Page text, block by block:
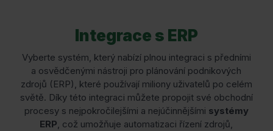
Integrace s ERP
Vyberte systém, který nabízí plnou integraci s předními
a osvědčenými nástroji pro plánování podnikových
zdrojů (ERP), které používají miliony uživatelů po celém
světě. Díky této integraci můžete propojit své obchodní
procesy s nejpokročilejšími a nejúčinnějšími systémy
ERP, což umožňuje automatizaci řízení zdrojů,